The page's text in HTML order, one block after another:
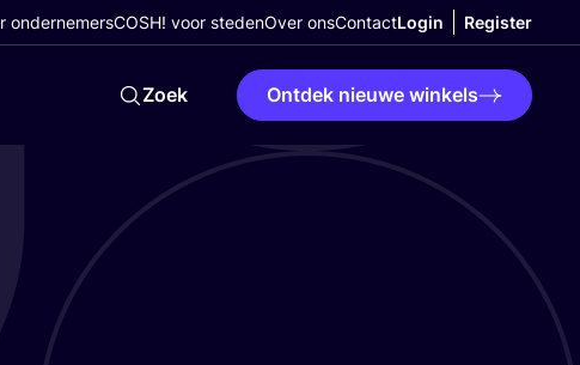
ondernemersCOSH! voor stedenOver onsContactLogin Register
Zoek Ontdek nieuwe winkels